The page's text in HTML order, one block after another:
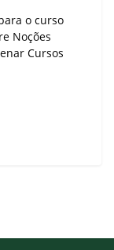
o curso
Noções
Cursos